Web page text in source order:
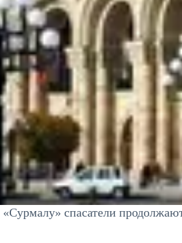
спасатели